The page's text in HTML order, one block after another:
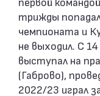
трижды
чемпионата и
не выходил. С
выступал на
(Габрово),
2022/23 играл